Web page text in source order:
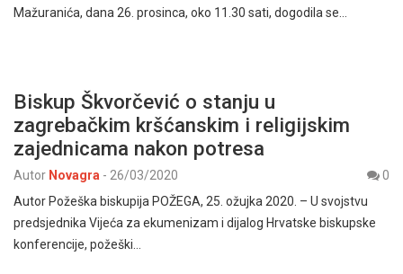
Mažuranića, dana 26. prosinca, oko 11.30 sati, dogodila se…
Biskup Škvorčević o stanju u
zagrebačkim kršćanskim i religijskim
zajednicama nakon potresa
Autor Novagra - 26/03/2020
0
Autor Požeška biskupija POŽEGA, 25. ožujka 2020. – U svojstvu
predsjednika Vijeća za ekumenizam i dijalog Hrvatske biskupske
konferencije, požeški…